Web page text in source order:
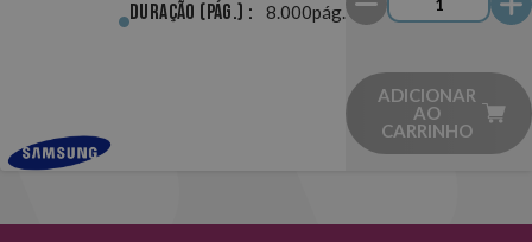
Duração (pág.) : 8.000pág.
ADICIONAR
AO
CARRINHO